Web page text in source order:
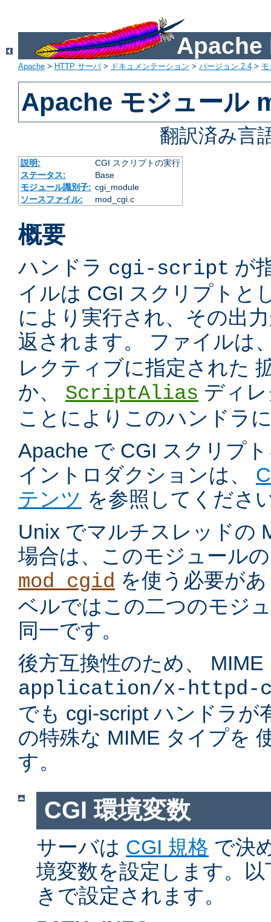
Apache
Apache > HTTP サーバ> ドキュメンテーション > バージョン 2.4 >
Apache モジュール
翻訳済み言
説明:
CGI スクリプトの実行
ステータス:
Base
モジュール識別子: cgi_module
ソースファイル:
mod_cgi.c
概要
ハンドラ cgi-script が
イルは CGI スクリプトと
により実行され、その出
返されます。 ファイルは
レクティブに指定された
か、 ScriptAlias ディ
ことによりこのハンドラ
Apache で CGI スクリプ
イントロダクションは、
テンツ を参照してくださ
Unix でマルチスレッドの
場合は、このモジュール
mod_cgid を使う必要が
ベルではこの二つのモジ
同一です。
後方互換性のため、
application/x-httpd-
でも cgi-script ハンドラが
の特殊な MIME タイプを
す。
CGI 環境変数
サーバは CGI 規格 で決
境変数を設定します。
きで設定されます。